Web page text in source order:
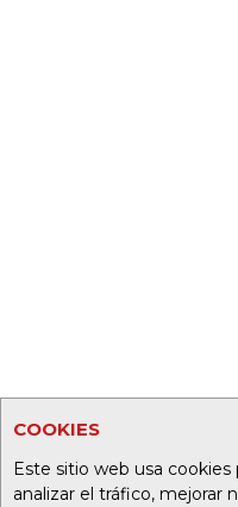
COOKIES
Este sitio web usa
analizar el tráfico, mejorar